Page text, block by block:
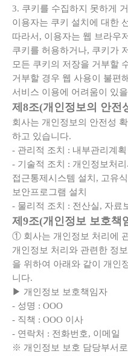
3. 쿠키를 수집하지 못하게
이용자는 쿠키 설치에 대한
따라서, 이용자는 웹 브라우
쿠키를 허용하거나, 쿠키가
모든 쿠키의 저장을 거부할
거부할 경우 웹 사용이 불편
서비스 이용에 어려움이 있
제8조(개인정보의 안전
회사는 개인정보의 안전성
하고 있습니다.
- 관리적 조치 : 내부관리계
- 기술적 조치 : 개인정보처
접근통제시스템 설치, 고유
보안프로그램 설치
- 물리적 조치 : 전산실, 자료
제9조(개인정보 보호책
① 회사는 개인정보 처리에
개인정보 처리와 관련한 정
을 위하여 아래와 같이 개인
니다.
▶ 개인정보 보호책임자
- 성명 : OOO
- 직책 : OOO 이사
- 연락처 : 전화번호, 이메일
※ 개인정보 보호 담당부서